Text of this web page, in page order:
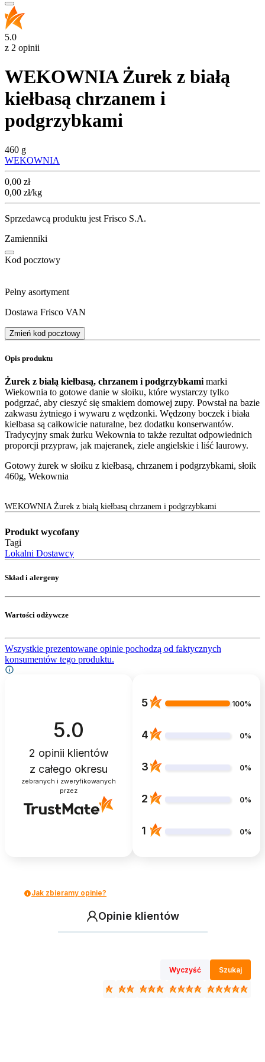
5.0
z 2 opinii
WEKOWNIA Żurek z białą
kiełbasą chrzanem i
podgrzybkami
460 g
WEKOWNIA
Cena
0,00 zł
0,00 zł/kg
Sprzedawcą produktu jest Frisco S.A.
Zamienniki
Kod pocztowy
Pełny asortyment
Dostawa Frisco VAN
Zmień kod pocztowy
Opis produktu
Żurek z białą kiełbasą, chrzanem i podgrzybkami marki
Wiekownia to gotowe danie w słoiku, które wystarczy tylko
podgrzać, aby cieszyć się smakiem domowej zupy. Powstał na bazie
zakwasu żytniego i wywaru z wędzonki. Wędzony boczek i biała
kiełbasa są całkowicie naturalne, bez dodatku konserwantów.
Tradycyjny smak żurku Wekownia to także rezultat odpowiednich
proporcji przypraw, jak majeranek, ziele angielskie i liść laurowy.
Gotowy żurek w słoiku z kiełbasą, chrzanem i podgrzybkami, słoik
460g, Wekownia
WEKOWNIA Żurek z białą kiełbasą chrzanem i podgrzybkami
Produkt wycofany
Tagi
Lokalni Dostawcy
Skład i alergeny
Wartości odżywcze
Wszystkie prezentowane opinie pochodzą od faktycznych
konsumentów tego produktu.
5.0
2 opinii klientów
z całego okresu
zebranych i zweryfikowanych
przez
5 100%
4 0%
3 0%
2 0%
1 0%
Jak zbieramy opinie?
Opinie klientów
Wyczyść Szukaj